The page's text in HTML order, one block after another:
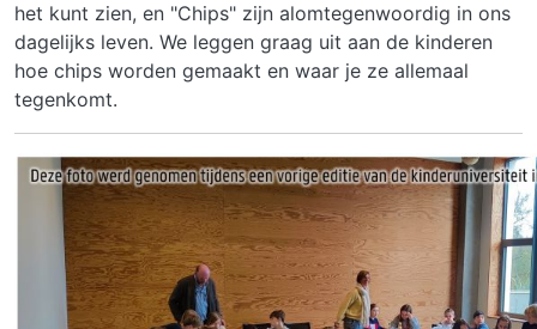
het kunt zien, en "Chips" zijn alomtegenwoordig in ons
dagelijks leven. We leggen graag uit aan de kinderen
hoe chips worden gemaakt en waar je ze allemaal
tegenkomt.